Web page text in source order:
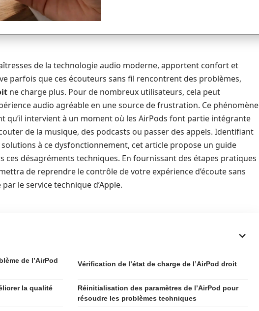
de la technologie audio moderne, apportent confort et
parfois que ces écouteurs sans fil rencontrent des problèmes,
ne charge plus. Pour de nombreux utilisateurs, cela peut
audio agréable en une source de frustration. Ce phénomène
qu’il intervient à un moment où les AirPods font partie intégrante
de la musique, des podcasts ou passer des appels. Identifiant
solutions à ce dysfonctionnement, cet article propose un guide
ces désagréments techniques. En fournissant des étapes pratiques
de reprendre le contrôle de votre expérience d’écoute sans
le service technique d’Apple.
de l’AirPod
Vérification de l’état de charge de l’AirPod droit
la qualité
Réinitialisation des paramètres de l’AirPod pour
résoudre les problèmes techniques